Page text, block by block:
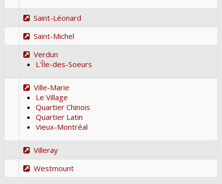
Saint-Léonard
Saint-Michel
Verdun
L'Île-des-Soeurs
Ville-Marie
Le Village
Quartier Chinois
Quartier Latin
Vieux-Montréal
Villeray
Westmount